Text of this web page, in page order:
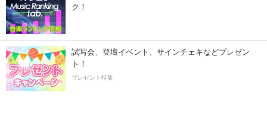
ク！
試写会、登壇イベント、サインチェキなどプレゼン
ト！
プレゼント特集